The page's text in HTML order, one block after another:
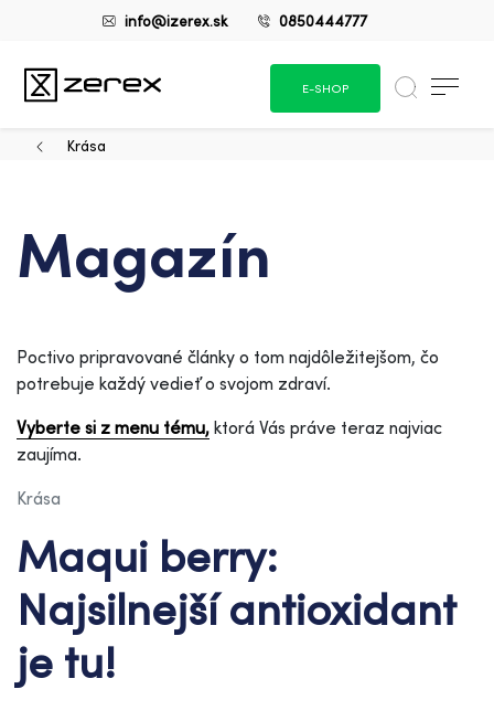
info@izerex.sk 0850444777
E-SHOP
Krása
Magazín
Poctivo pripravované články o tom najdôležitejšom, čo
potrebuje každý vedieť o svojom zdraví.
Vyberte si z menu tému, ktorá Vás práve teraz najviac
zaujíma.
Krása
Maqui berry:
Najsilnejší antioxidant
je tu!